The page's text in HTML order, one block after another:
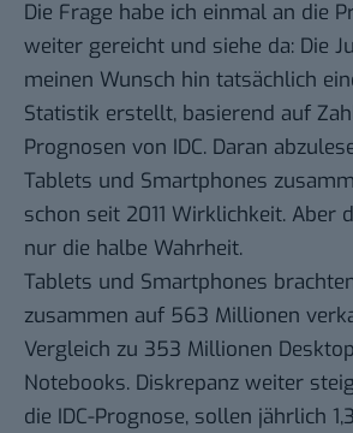
Die Frage habe ich einmal an die
weiter gereicht und siehe da: Die
meinen Wunsch hin tatsächlich
Statistik erstellt, basierend auf
Prognosen von IDC. Daran
Tablets und Smartphones
schon seit 2011 Wirklichkeit. Aber
nur die halbe Wahrheit.
Tablets und Smartphones
zusammen auf 563 Millionen
Vergleich zu 353 Millionen
Notebooks. Diskrepanz weiter
die IDC-Prognose, sollen jährlich